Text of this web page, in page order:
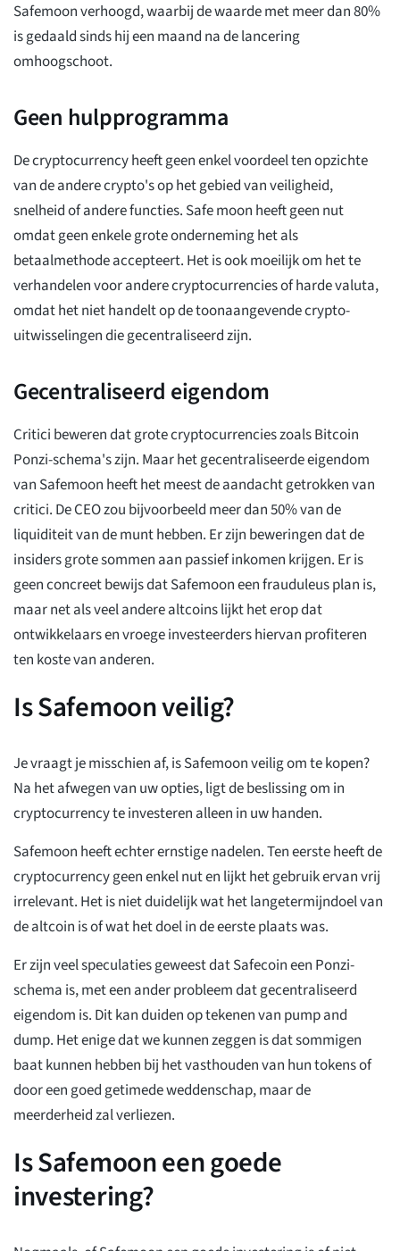
Safemoon verhoogd, waarbij de waarde met meer dan 80%
is gedaald sinds hij een maand na de lancering
omhoogschoot.
Geen hulpprogramma
De cryptocurrency heeft geen enkel voordeel ten opzichte
van de andere crypto's op het gebied van veiligheid,
snelheid of andere functies. Safe moon heeft geen nut
omdat geen enkele grote onderneming het als
betaalmethode accepteert. Het is ook moeilijk om het te
verhandelen voor andere cryptocurrencies of harde valuta,
omdat het niet handelt op de toonaangevende crypto-
uitwisselingen die gecentraliseerd zijn.
Gecentraliseerd eigendom
Critici beweren dat grote cryptocurrencies zoals Bitcoin
Ponzi-schema's zijn. Maar het gecentraliseerde eigendom
van Safemoon heeft het meest de aandacht getrokken van
critici. De CEO zou bijvoorbeeld meer dan 50% van de
liquiditeit van de munt hebben. Er zijn beweringen dat de
insiders grote sommen aan passief inkomen krijgen. Er is
geen concreet bewijs dat Safemoon een frauduleus plan is,
maar net als veel andere altcoins lijkt het erop dat
ontwikkelaars en vroege investeerders hiervan profiteren
ten koste van anderen.
Is Safemoon veilig?
Je vraagt je misschien af, is Safemoon veilig om te kopen?
Na het afwegen van uw opties, ligt de beslissing om in
cryptocurrency te investeren alleen in uw handen.
Safemoon heeft echter ernstige nadelen. Ten eerste heeft de
cryptocurrency geen enkel nut en lijkt het gebruik ervan vrij
irrelevant. Het is niet duidelijk wat het langetermijndoel van
de altcoin is of wat het doel in de eerste plaats was.
Er zijn veel speculaties geweest dat Safecoin een Ponzi-
schema is, met een ander probleem dat gecentraliseerd
eigendom is. Dit kan duiden op tekenen van pump and
dump. Het enige dat we kunnen zeggen is dat sommigen
baat kunnen hebben bij het vasthouden van hun tokens of
door een goed getimede weddenschap, maar de
meerderheid zal verliezen.
Is Safemoon een goede
investering?